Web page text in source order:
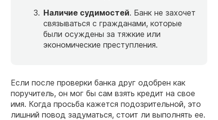
Наличие судимостей. Банк не захочет
связываться с гражданами, которые
были осуждены за тяжкие или
экономические преступления.
Если после проверки банка друг одобрен как
поручитель, он мог бы сам взять кредит на свое
имя. Когда просьба кажется подозрительной, это
лишний повод задуматься, стоит ли выполнять ее.